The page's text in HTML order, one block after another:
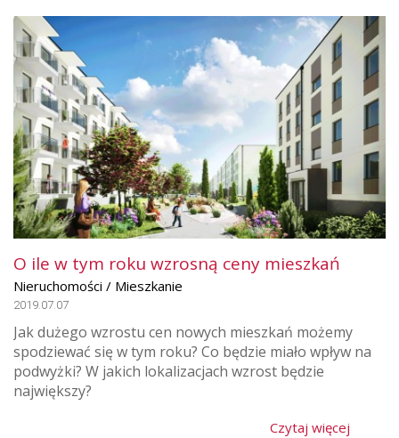
O ile w tym roku wzrosną ceny mieszkań
Nieruchomości / Mieszkanie
2019.07.07
Jak dużego wzrostu cen nowych mieszkań możemy
spodziewać się w tym roku? Co będzie miało wpływ na
podwyżki? W jakich lokalizacjach wzrost będzie
największy?
Czytaj więcej